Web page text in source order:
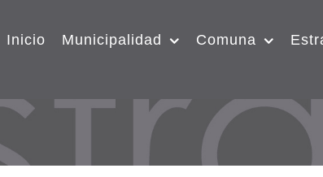
Inicio Municipalidad Comuna